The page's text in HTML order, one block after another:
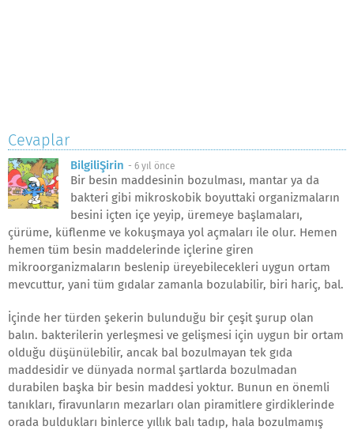
Cevaplar
BilgiliŞirin - 6 yıl önce
Bir besin maddesinin bozulması, mantar ya da
bakteri gibi mikroskobik boyuttaki organizmaların
besini içten içe yeyip, üremeye başlamaları,
çürüme, küflenme ve kokuşmaya yol açmaları ile olur. Hemen
hemen tüm besin maddelerinde içlerine giren
mikroorganizmaların beslenip üreyebilecekleri uygun ortam
mevcuttur, yani tüm gıdalar zamanla bozulabilir, biri hariç, bal.
İçinde her türden şekerin bulunduğu bir çeşit şurup olan
balın. bakterilerin yerleşmesi ve gelişmesi için uygun bir ortam
olduğu düşünülebilir, ancak bal bozulmayan tek gıda
maddesidir ve dünyada normal şartlarda bozulmadan
durabilen başka bir besin maddesi yoktur. Bunun en önemli
tanıkları, firavunların mezarları olan piramitlere girdiklerinde
orada buldukları binlerce yıllık balı tadıp, hala bozulmamış